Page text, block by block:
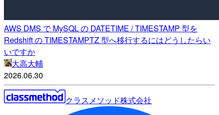
AWS DMS で MySQL の DATETIME / TIMESTAMP 型を
Redshift の TIMESTAMPTZ 型へ移行するにはどうしたらい
いですか
大高大輔
2026.06.30
クラスメソッド株式会社